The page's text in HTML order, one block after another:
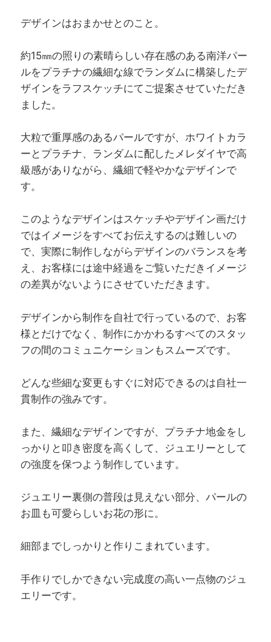
デザインはおまかせとのこと。
約15㎜の照りの素晴らしい存在感のある南洋パー
ルをプラチナの繊細な線でランダムに構築したデ
ザインをラフスケッチにてご提案させていただき
ました。
大粒で重厚感のあるパールですが、ホワイトカラ
ーとプラチナ、ランダムに配したメレダイヤで高
級感がありながら、繊細で軽やかなデザインで
す。
このようなデザインはスケッチやデザイン画だけ
ではイメージをすべてお伝えするのは難しいの
で、実際に制作しながらデザインのバランスを考
え、お客様には途中経過をご覧いただきイメージ
の差異がないようにさせていただきます。
デザインから制作を自社で行っているので、お客
様とだけでなく、制作にかかわるすべてのスタッ
フの間のコミュニケーションもスムーズです。
どんな些細な変更もすぐに対応できるのは自社一
貫制作の強みです。
また、繊細なデザインですが、プラチナ地金をし
っかりと叩き密度を高くして、ジュエリーとして
の強度を保つよう制作しています。
ジュエリー裏側の普段は見えない部分、パールの
お皿も可愛らしいお花の形に。
細部までしっかりと作りこまれています。
手作りでしかできない完成度の高い一点物のジュ
エリーです。